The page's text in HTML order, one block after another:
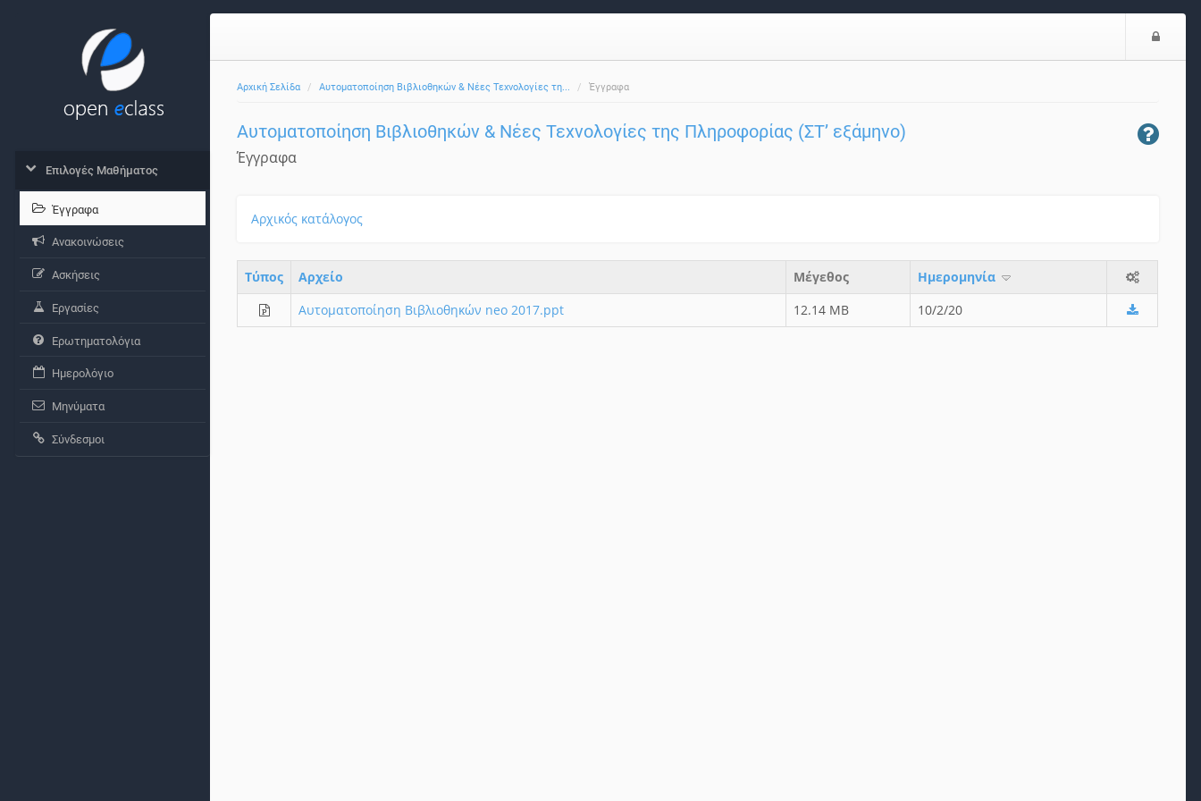
Αρχική Σελίδα Αυτοματοποίηση Βιβλιοθηκών & Νέες Τεχνολογίες τη... Έγγραφα
Αυτοματοποίηση Βιβλιοθηκών & Νέες Τεχνολογίες της Πληροφορίας (ΣΤ’ εξάμηνο)
Έγγραφα
Αρχικός κατάλογος
Τύπος Aρχείο Μέγεθος
Ημερομηνία
Αυτοματοποίηση Βιβλιοθηκών neo 2017.ppt
12.14 MB 10/2/20
Επιλογές Μαθήματος
Έγγραφα
Ανακοινώσεις
Ασκήσεις
Εργασίες
Ερωτηματολόγια
Ημερολόγιο
Μηνύματα
Σύνδεσμοι